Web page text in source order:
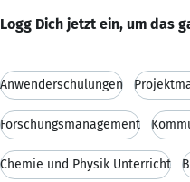
Logg Dich jetzt ein, um das
Anwenderschulungen
Forschungsmanagement
Chemie und Physik Unterricht